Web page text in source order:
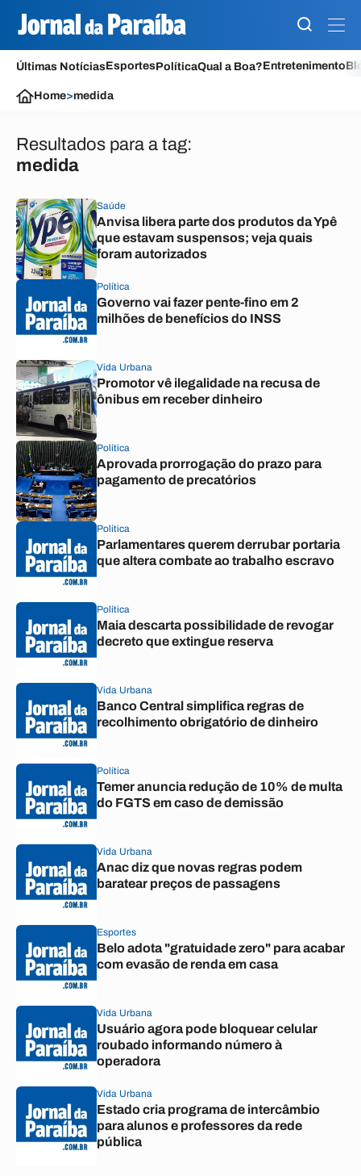
Últimas NotíciasEsportesPolíticaQual a Boa?Entretenimento
Home>medida
Resultados para a tag:
medida
Saúde
Anvisa libera parte dos produtos da Ypê
que estavam suspensos; veja quais
foram autorizados
Política
Governo vai fazer pente-fino em 2
milhões de benefícios do INSS
Vida Urbana
Promotor vê ilegalidade na recusa de
ônibus em receber dinheiro
Política
Aprovada prorrogação do prazo para
pagamento de precatórios
Política
Parlamentares querem derrubar portaria
que altera combate ao trabalho escravo
Política
Maia descarta possibilidade de revogar
decreto que extingue reserva
Vida Urbana
Banco Central simplifica regras de
recolhimento obrigatório de dinheiro
Política
Temer anuncia redução de 10% de multa
do FGTS em caso de demissão
Vida Urbana
Anac diz que novas regras podem
baratear preços de passagens
Esportes
Belo adota "gratuidade zero" para acabar
com evasão de renda em casa
Vida Urbana
Usuário agora pode bloquear celular
roubado informando número à
operadora
Vida Urbana
Estado cria programa de intercâmbio
para alunos e professores da rede
pública